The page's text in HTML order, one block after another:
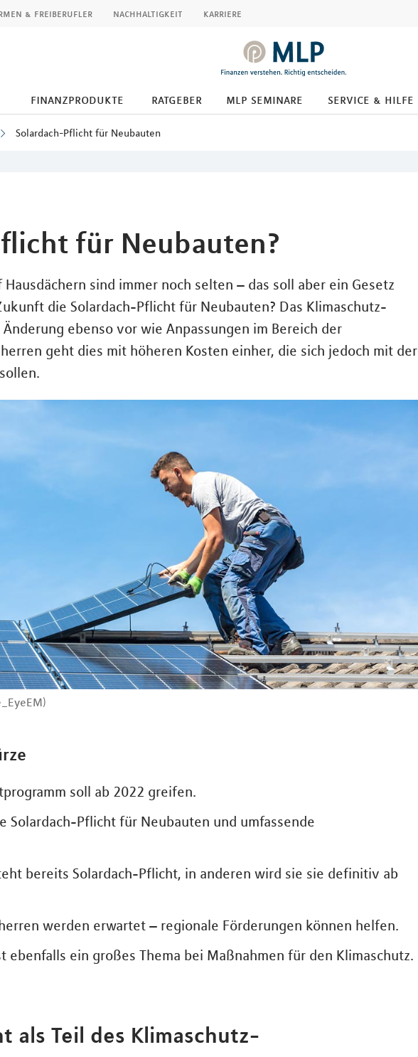
& freiberufler nachhaltigkeit karriere
finanzprodukte ratgeber mlp seminare service & hilfe
Solardach-Pflicht für Neubauten
für Neubauten?
sind immer noch selten – das soll aber ein Gesetz
die Solardach-Pflicht für Neubauten? Das Klimaschutz-
ebenso vor wie Anpassungen im Bereich der
geht dies mit höheren Kosten einher, die sich jedoch mit der
soll ab 2022 greifen.
Solardach-Pflicht für Neubauten und umfassende
bereits Solardach-Pflicht, in anderen wird sie sie definitiv ab
werden erwartet – regionale Förderungen können helfen.
ebenfalls ein großes Thema bei Maßnahmen für den Klimaschutz.
als Teil des Klimaschutz-